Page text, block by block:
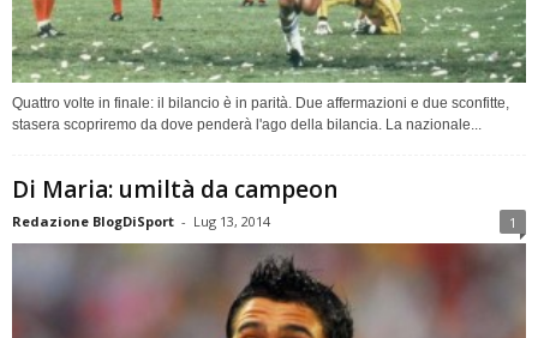
Quattro volte in finale: il bilancio è in parità. Due affermazioni e due sconfitte,
stasera scopriremo da dove penderà l'ago della bilancia. La nazionale...
Di Maria: umiltà da campeon
Redazione BlogDiSport - Lug 13, 2014 1